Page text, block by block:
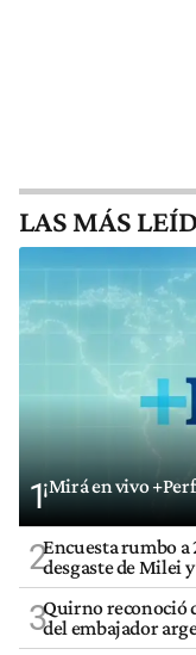
LAS MÁS
1¡Mirá en vivo
2Encuesta rumbo
desgaste de Milei
3Quirno reconoció
del embajador